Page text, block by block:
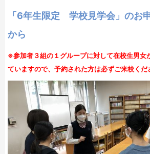
「6年生限定 学校見学会」のお
から
※参加者３組の１グループに対して在校生男女
ていますので、予約された方は必ずご来校くだ